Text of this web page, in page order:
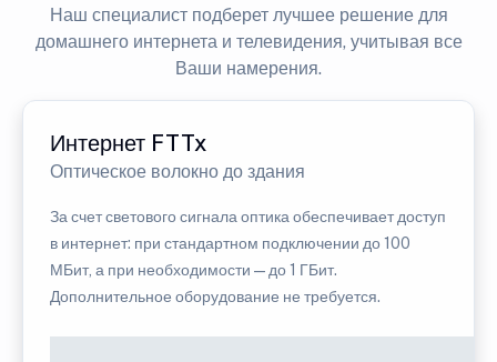
Наш специалист подберет лучшее решение для
домашнего интернета и телевидения, учитывая все
Ваши намерения.
Интернет FTTx
Оптическое волокно до здания
За счет светового сигнала оптика обеспечивает доступ
в интернет: при стандартном подключении до 100
МБит, а при необходимости — до 1 ГБит.
Дополнительное оборудование не требуется.